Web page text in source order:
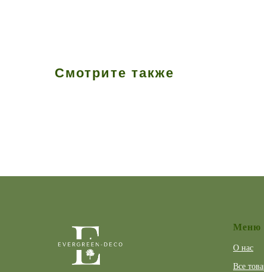
Смотрите также
Меню
О нас
Все това